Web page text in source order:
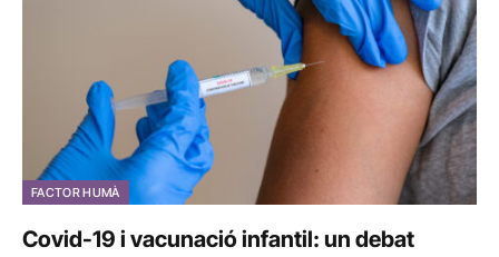
FACTOR HUMÀ
Covid-19 i vacunació infantil: un debat